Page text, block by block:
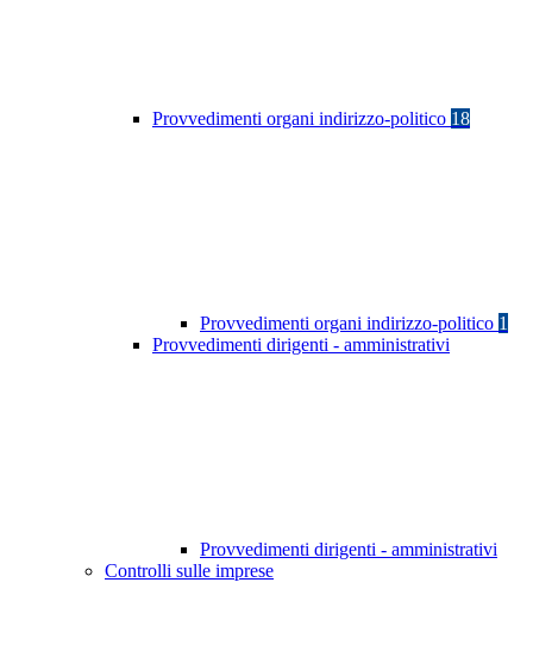
Provvedimenti organi indirizzo-politico 18
Provvedimenti organi indirizzo-politico 1
Provvedimenti dirigenti - amministrativi
Provvedimenti dirigenti - amministrativi
Controlli sulle imprese